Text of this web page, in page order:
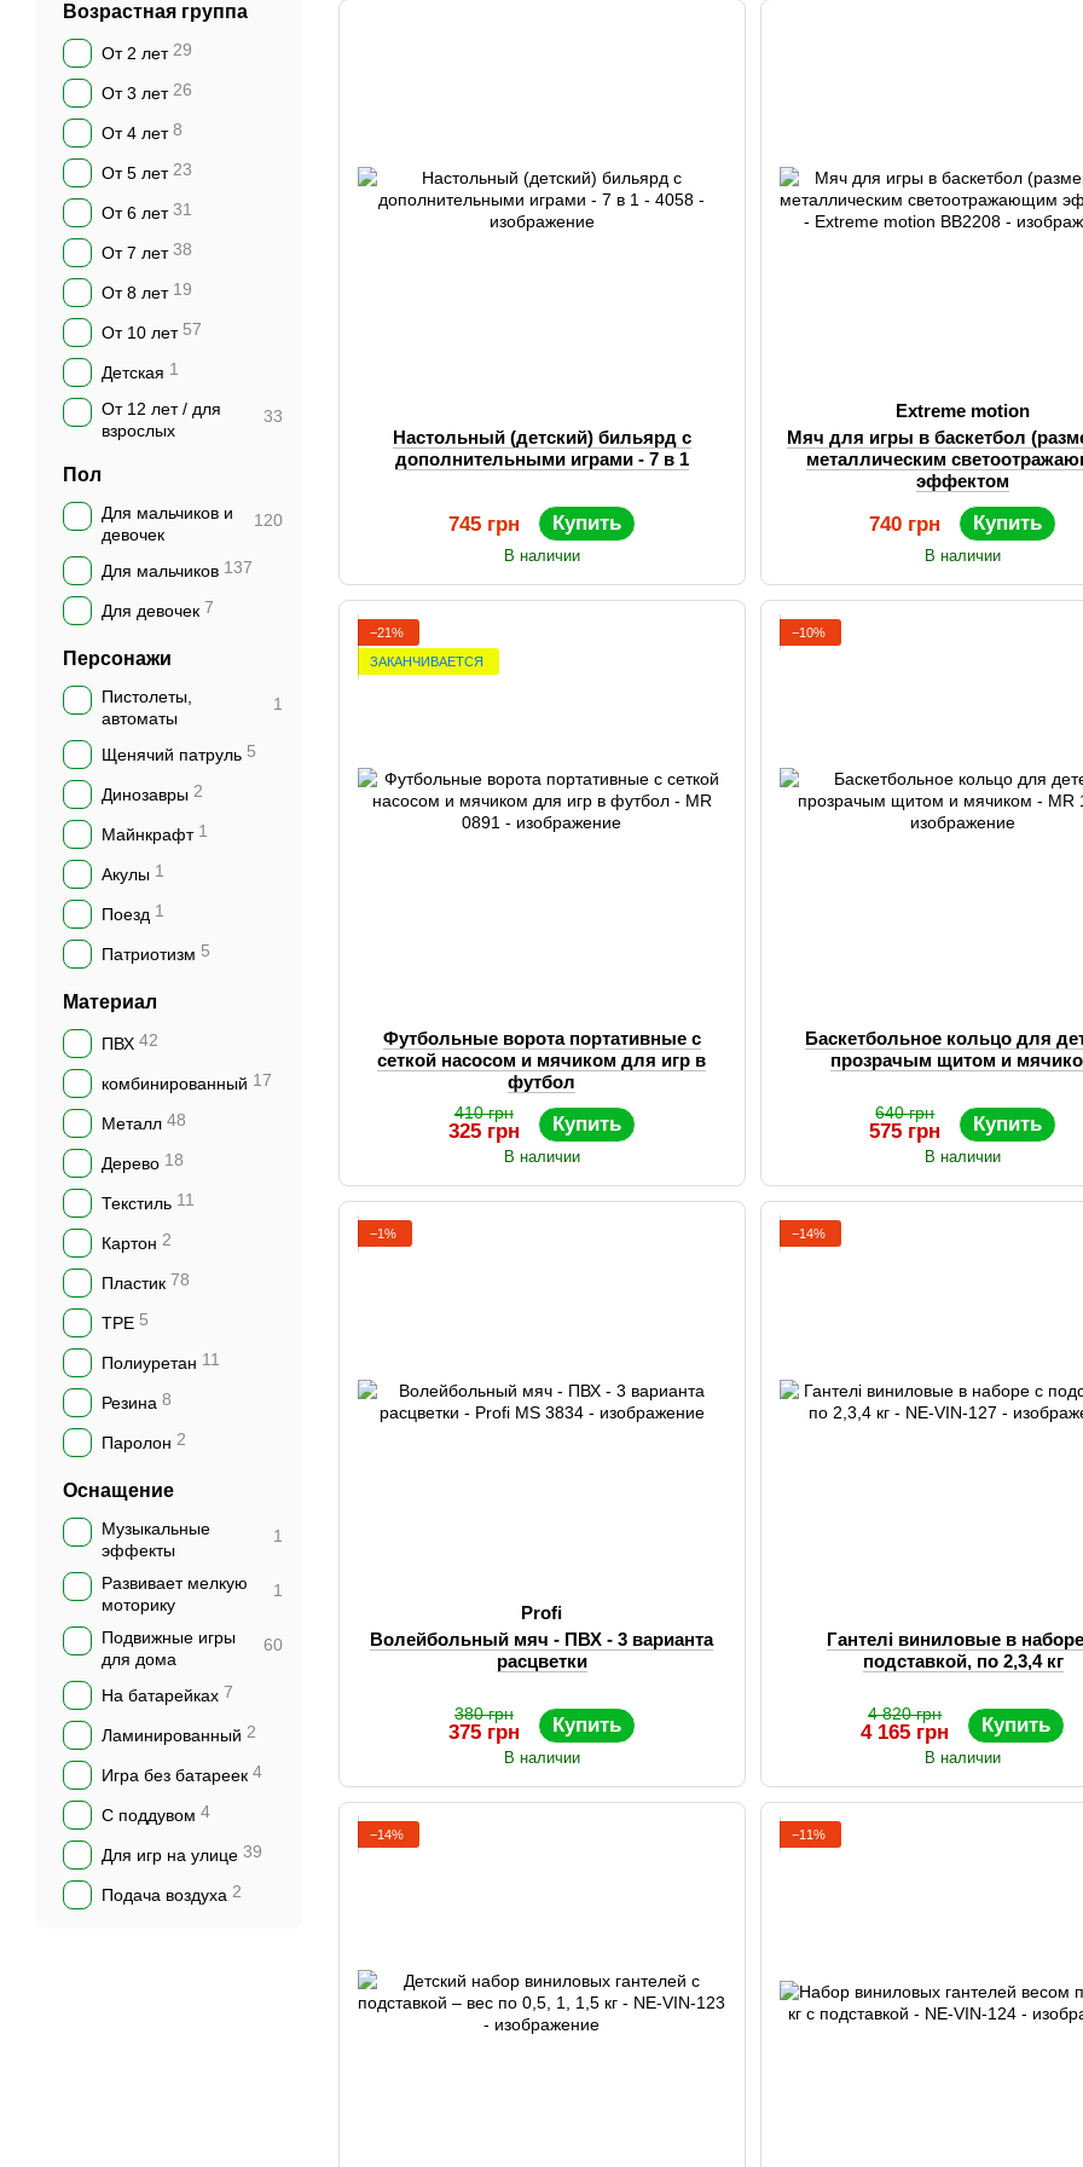
Настольный (детский) бильярд с
дополнительными играми - 7 в 1
745 грн Купить
В наличии
Extreme motion
Мяч для игры в баскетбол
металлическим
эффектом
740 грн Купить
В наличии
−21%
ЗАКАНЧИВАЕТСЯ
Футбольные ворота портативные с
сеткой насосом и мячиком для игр в
футбол
410 грн
325 грн Купить
В наличии
−10%
Баскетбольное кольцо для
прозрачым щитом и
640 грн
575 грн Купить
В наличии
−1%
Profi
Волейбольный мяч - ПВХ - 3 варианта
расцветки
380 грн
375 грн Купить
В наличии
−14%
Гантелі виниловые в
подставкой, по 2,3,4 кг
4 820 грн
4 165 грн Купить
В наличии
−14% −11%
Возрастная группа
От 2 лет 29
От 3 лет 26
От 4 лет 8
От 5 лет 23
От 6 лет 31
От 7 лет 38
От 8 лет 19
От 10 лет 57
Детская 1
От 12 лет / для
взрослых
33
Пол
Для мальчиков и
девочек
120
Для мальчиков 137
Для девочек 7
Персонажи
Пистолеты,
автоматы
1
Щенячий патруль 5
Динозавры 2
Майнкрафт 1
Акулы 1
Поезд 1
Патриотизм 5
Материал
ПВХ 42
комбинированный 17
Металл 48
Дерево 18
Текстиль 11
Картон 2
Пластик 78
TPE 5
Полиуретан 11
Резина 8
Паролон 2
Оснащение
Музыкальные
эффекты
1
Развивает мелкую
моторику
1
Подвижные игры
для дома
60
На батарейках 7
Ламинированный 2
Игра без батареек 4
С поддувом 4
Для игр на улице 39
Подача воздуха 2